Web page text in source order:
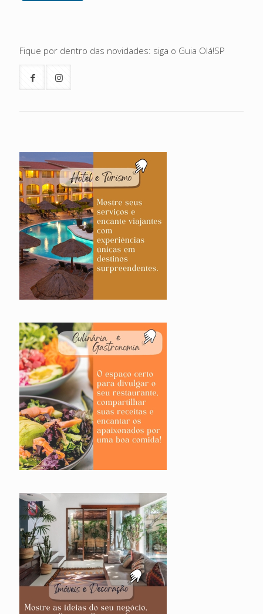
Fique por dentro das novidades: siga o Guia Olá!SP